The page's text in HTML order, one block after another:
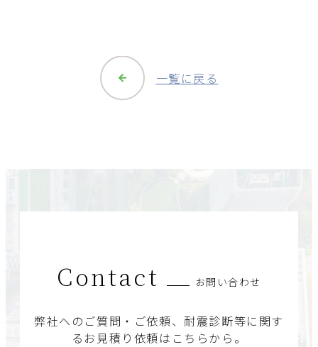
一覧に戻る
Contact お問い合わせ
弊社へのご質問・ご依頼、耐震診断等に関す
るお見積り依頼はこちらから。